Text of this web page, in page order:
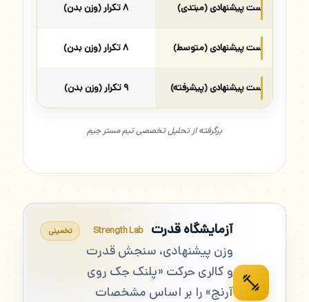
ست پیشنهادی (مبتدی) ۸ تکرار (وزن بدن)
ست پیشنهادی (متوسط) ۸ تکرار (وزن بدن)
ست پیشنهادی (پیشرفته) ۹ تکرار (وزن بدن)
برگرفته از تحلیل تخصصی تیم مستر جیم
آزمایشگاه قدرت Strength Lab
وزن پیشنهادی، سنجش قدرت
و کالری حرکت «پلنک جک روی
آرنج» را بر اساس مشخصات
تخمینی